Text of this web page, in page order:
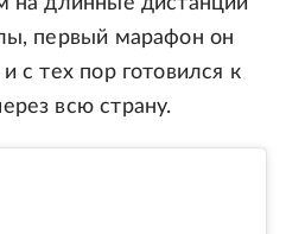
первый марафон он
с тех пор готовился к
всю страну.